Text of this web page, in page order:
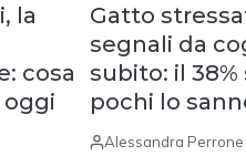
la
cosa
oggi
Gatto
segnali da
subito: il 38%
pochi lo
Alessandra Perrone